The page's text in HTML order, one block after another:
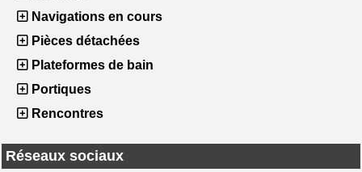
Navigations en cours
Pièces détachées
Plateformes de bain
Portiques
Rencontres
Réseaux sociaux